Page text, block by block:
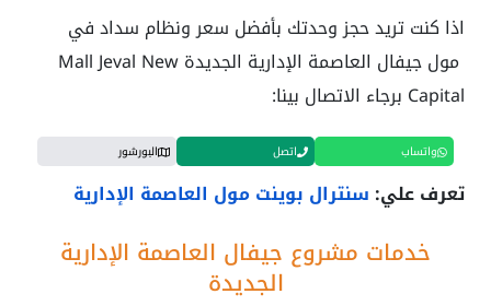
اذا كنت تريد حجز وحدتك بأفضل سعر ونظام سداد في
مول جيفال العاصمة الإدارية الجديدة Mall Jeval New
Capital برجاء الاتصال بينا:
واتساب اتصل البورشور
تعرف علي: سنترال بوينت مول العاصمة الإدارية
خدمات مشروع جيفال العاصمة الإدارية
الجديدة